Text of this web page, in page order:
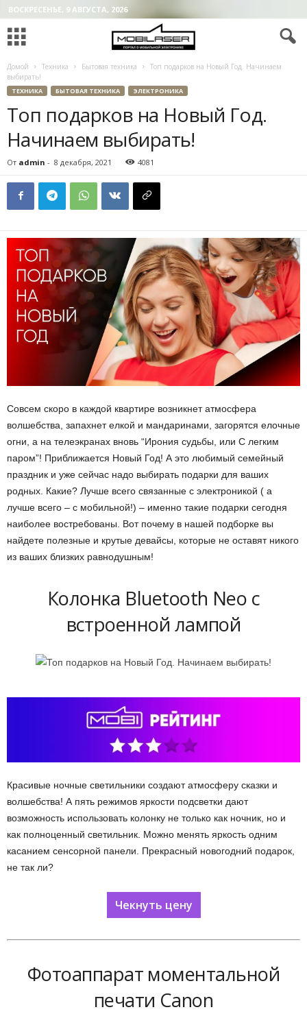
ВОСКРЕСЕНЬЕ, 9 АВГУСТА, 2026
Домой Техника Бытовая техника
Топ подарков на Новый Год. Начинаем
выбирать!
ТЕХНИКА БЫТОВАЯ ТЕХНИКА ЭЛЕКТРОНИКА
Топ подарков на Новый Год.
Начинаем выбирать!
От admin - 8 декабря, 2021 4081
Совсем скоро в каждой квартире возникнет атмосфера
волшебства, запахнет елкой и мандаринами, загорятся елочные
огни, а на телеэкранах вновь “Ирония судьбы, или С легким
паром”! Приближается Новый Год! А это любимый семейный
праздник и уже сейчас надо выбирать подарки для ваших
родных. Какие? Лучше всего связанные с электроникой ( а
лучше всего – с мобильной!) – именно такие подарки сегодня
наиболее востребованы. Вот почему в нашей подборке вы
найдете полезные и крутые девайсы, которые не оставят никого
из ваших близких равнодушным!
Колонка Bluetooth Neo с
встроенной лампой
Красивые ночные светильники создают атмосферу сказки и
волшебства! А пять режимов яркости подсветки дают
возможность использовать колонку не только как ночник, но и
как полноценный светильник. Можно менять яркость одним
касанием сенсорной панели. Прекрасный новогодний подарок,
не так ли?
Чекнуть цену
Фотоаппарат моментальной
печати Canon